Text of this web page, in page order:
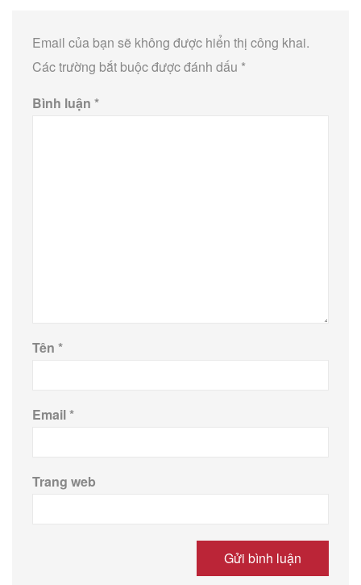
Email của bạn sẽ không được hiển thị công khai.
Các trường bắt buộc được đánh dấu *
Bình luận *
Tên *
Email*
Trang web